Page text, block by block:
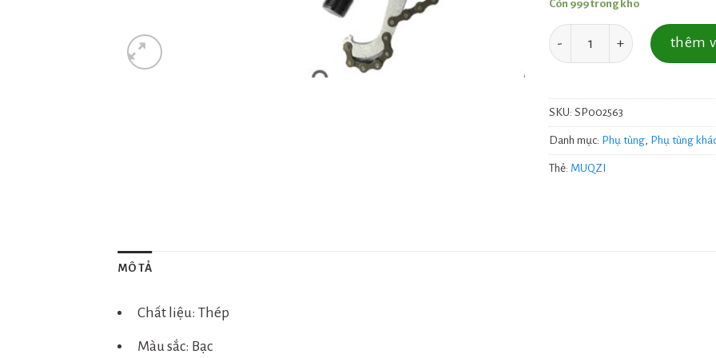
Còn 999 trong kho
Số lượng
thêm
SKU: SP002563
Danh mục: Phụ tùng, Phụ tùng
Thẻ: MUQZI
MÔ TẢ
Chất liệu: Thép
Màu sắc: Bạc